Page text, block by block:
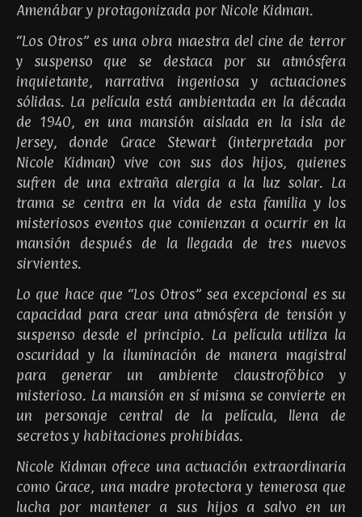
Amenábar y protagonizada por Nicole Kidman.
“Los Otros” es una obra maestra del cine de terror
y suspenso que se destaca por su atmósfera
inquietante, narrativa ingeniosa y actuaciones
sólidas. La película está ambientada en la década
de 1940, en una mansión aislada en la isla de
Jersey, donde Grace Stewart (interpretada por
Nicole Kidman) vive con sus dos hijos, quienes
sufren de una extraña alergia a la luz solar. La
trama se centra en la vida de esta familia y los
misteriosos eventos que comienzan a ocurrir en la
mansión después de la llegada de tres nuevos
sirvientes.
Lo que hace que “Los Otros” sea excepcional es su
capacidad para crear una atmósfera de tensión y
suspenso desde el principio. La película utiliza la
oscuridad y la iluminación de manera magistral
para generar un ambiente claustrofóbico y
misterioso. La mansión en sí misma se convierte en
un personaje central de la película, llena de
secretos y habitaciones prohibidas.
Nicole Kidman ofrece una actuación extraordinaria
como Grace, una madre protectora y temerosa que
lucha por mantener a sus hijos a salvo en un